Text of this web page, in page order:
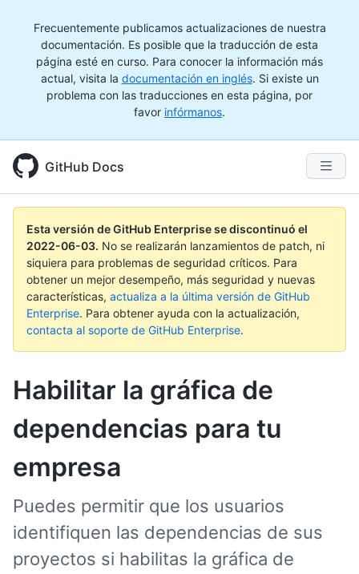
Frecuentemente publicamos actualizaciones de nuestra
documentación. Es posible que la traducción de esta
página esté en curso. Para conocer la información más
actual, visita la documentación en inglés. Si existe un
problema con las traducciones en esta página, por
favor infórmanos.
GitHub Docs
Esta versión de GitHub Enterprise se discontinuó el
2022-06-03. No se realizarán lanzamientos de patch, ni
siquiera para problemas de seguridad críticos. Para
obtener un mejor desempeño, más seguridad y nuevas
características, actualiza a la última versión de GitHub
Enterprise. Para obtener ayuda con la actualización,
contacta al soporte de GitHub Enterprise.
Habilitar la gráfica de
dependencias para tu
empresa
Puedes permitir que los usuarios
identifiquen las dependencias de sus
proyectos si habilitas la gráfica de